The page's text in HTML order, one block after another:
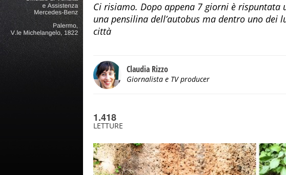
Ci risiamo. Dopo appena 7 giorni è rispuntata
una pensilina dell’autobus ma dentro uno
città
Claudia Rizzo
Giornalista e TV producer
1.418
LETTURE